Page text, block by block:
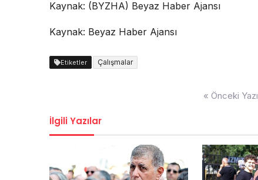
Kaynak: (BYZHA) Beyaz Haber Ajansı
Kaynak: Beyaz Haber Ajansı
Etiketler Çalışmalar
« Önceki Yazı
İlgili Yazılar